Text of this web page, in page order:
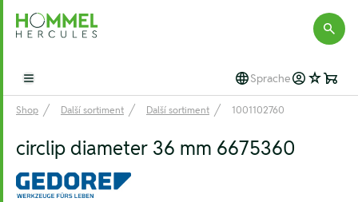
Hommel Hercules
Open main menu Sprache
Shop Další sortiment Další sortiment 1001102760
circlip diameter 36 mm 6675360